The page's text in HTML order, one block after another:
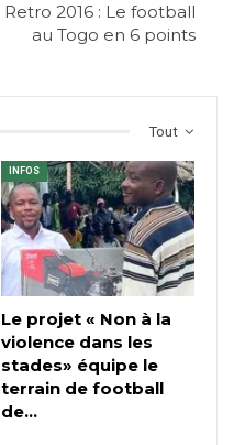
Retro 2016 : Le football
au Togo en 6 points
Tout
INFOS
Le projet « Non à la
violence dans les
stades» équipe le
terrain de football
de…